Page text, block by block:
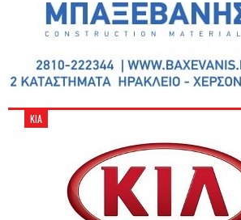
KIA